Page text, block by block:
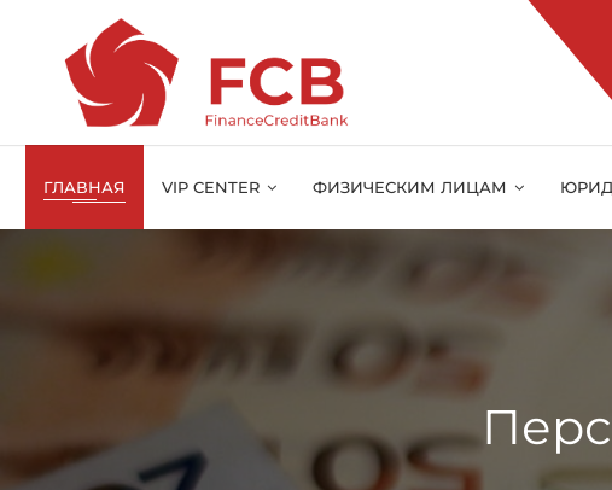
ГЛАВНАЯ VIP CENTER ФИЗИЧЕСКИМ ЛИЦАМ